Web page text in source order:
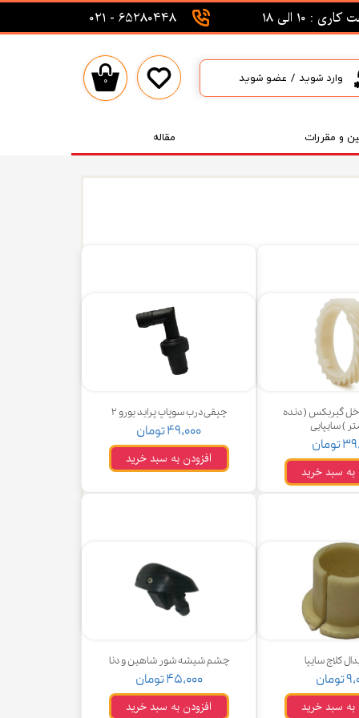
و مقررات مقاله
: 10 الی 18 65280448 - 021
۰ وارد شوید / عضو شوید
حساب کاربری من
تغییر گذر واژه
گیربکس ( دنده
) سایپایی
به سبد خرید
چپقی درب سوپاپ پراید یورو ۲
۴۹,۰۰۰ تومان
افزودن به سبد خرید
کلاچ سایپا
به سبد خرید
چشم شیشه شور شاهین و دنا
۴۵,۰۰۰ تومان
افزودن به سبد خرید